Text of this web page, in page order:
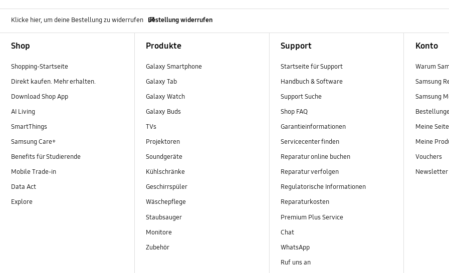
Klicke hier, um deine Bestellung zu widerrufen Bestellung widerrufen
Shop
Shopping-Startseite
Direkt kaufen. Mehr erhalten.
Download Shop App
AI Living
SmartThings
Samsung Care+
Benefits für Studierende
Mobile Trade-in
Data Act
Explore
Produkte
Galaxy Smartphone
Galaxy Tab
Galaxy Watch
Galaxy Buds
TVs
Projektoren
Soundgeräte
Kühlschränke
Geschirrspüler
Wäschepflege
Staubsauger
Monitore
Zubehör
Support
Startseite für Support
Handbuch & Software
Support Suche
Shop FAQ
Garantieinformationen
Servicecenter finden
Reparatur online buchen
Reparatur verfolgen
Regulatorische Informationen
Reparaturkosten
Premium Plus Service
Chat
WhatsApp
Ruf uns an
Konto
Warum
Samsung
Samsung
Meine Seite
Meine
Vouchers
Newsletter